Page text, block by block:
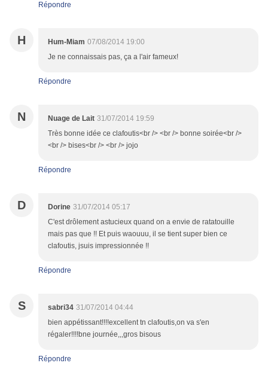
Répondre
H Hum-Miam 07/08/2014 19:00
Je ne connaissais pas, ça a l'air fameux!
Répondre
N Nuage de Lait 31/07/2014 19:59
Très bonne idée ce clafoutis<br /> <br /> bonne soirée<br />
<br /> bises<br /> <br /> jojo
Répondre
D Dorine 31/07/2014 05:17
C'est drôlement astucieux quand on a envie de ratatouille
mais pas que !! Et puis waouuu, il se tient super bien ce
clafoutis, jsuis impressionnée !!
Répondre
S sabri34 31/07/2014 04:44
bien appétissant!!!!excellent tn clafoutis,on va s'en
régaler!!!!bne journée,,,gros bisous
Répondre